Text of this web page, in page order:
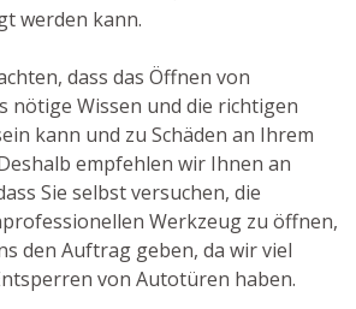
werden kann.
dass das Öffnen von
nötige Wissen und die richtigen
kann und zu Schäden an Ihrem
empfehlen wir Ihnen an
Sie selbst versuchen, die
Werkzeug zu öffnen,
den Auftrag geben, da wir viel
von Autotüren haben.